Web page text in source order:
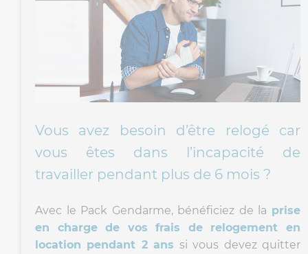
Vous avez besoin d’être relogé car
vous êtes dans l’incapacité de
travailler pendant plus de 6 mois ?
Avec le Pack Gendarme, bénéficiez de la prise
en charge de vos frais de relogement en
location pendant 2 ans si vous devez quitter